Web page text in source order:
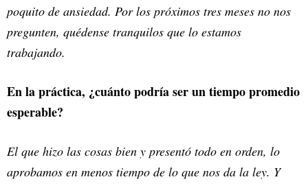
poquito de ansiedad. Por los próximos tres meses no nos
pregunten, quédense tranquilos que lo estamos
trabajando.
En la práctica, ¿cuánto podría ser un tiempo promedio
esperable?
El que hizo las cosas bien y presentó todo en orden, lo
aprobamos en menos tiempo de lo que nos da la ley. Y